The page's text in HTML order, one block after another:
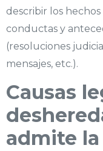
describir los
conductas y
(resoluciones
mensajes, etc.).
Causas
admite